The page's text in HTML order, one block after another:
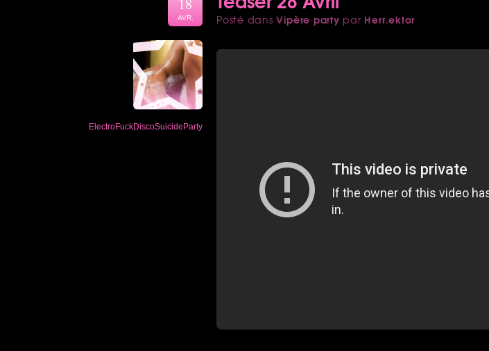
Posté dansVipère party par Herr.ektor
AVR.
ElectroFuckDiscoSuicideParty